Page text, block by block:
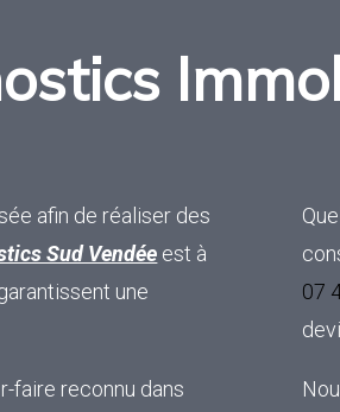
afin de réaliser des
Sud Vendée est à
une
faire reconnu dans
07